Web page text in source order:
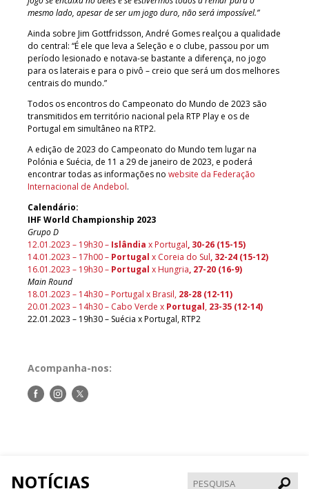
mesmo lado, apesar de ser um jogo duro, não será impossível.”
Ainda sobre Jim Gottfridsson, André Gomes realçou a qualidade
do central: “É ele que leva a Seleção e o clube, passou por um
período lesionado e notava-se bastante a diferença, no jogo
para os laterais e para o pivô – creio que será um dos melhores
centrais do mundo.”
Todos os encontros do Campeonato do Mundo de 2023 são
transmitidos em território nacional pela RTP Play e os de
Portugal em simultâneo na RTP2.
A edição de 2023 do Campeonato do Mundo tem lugar na
Polónia e Suécia, de 11 a 29 de janeiro de 2023, e poderá
encontrar todas as informações no website da Federação
Internacional de Andebol.
Calendário:
IHF World Championship 2023
Grupo D
12.01.2023 – 19h30 – Islândia x Portugal, 30-26 (15-15)
14.01.2023 – 17h00 – Portugal x Coreia do Sul, 32-24 (15-12)
16.01.2023 – 19h30 – Portugal x Hungria, 27-20 (16-9)
Main Round
18.01.2023 – 14h30 – Portugal x Brasil, 28-28 (12-11)
20.01.2023 – 14h30 – Cabo Verde x Portugal, 23-35 (12-14)
22.01.2023 – 19h30 – Suécia x Portugal, RTP2
Acompanha-nos:
Siga-Siga-Siga-
NOTÍCIAS